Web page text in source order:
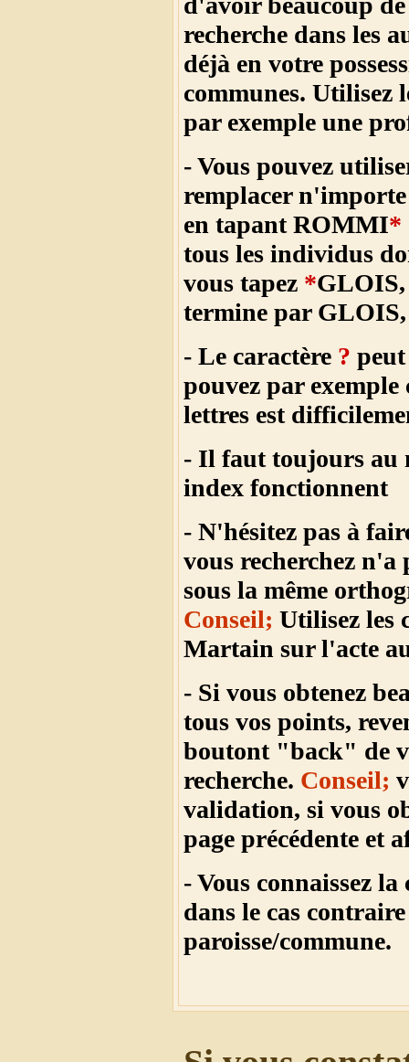
recherche dans les
déjà en votre
communes. Utilisez
par exemple une
- Vous pouvez
remplacer n'importe
en tapant ROMMI*
tous les individus
vous tapez *GLOIS,
termine par GLOIS,
- Le caractère ?
pouvez par
lettres est
- Il faut toujours au
index fonctionnent
- N'hésitez pas à
vous recherchez n'a
sous la même
Conseil; Utilisez les
Martain sur l'acte
- Si vous obtenez
tous vos points,
boutont "back" de
recherche. Conseil;
validation, si vous
page précédente et
- Vous connaissez
dans le cas
paroisse/commune.